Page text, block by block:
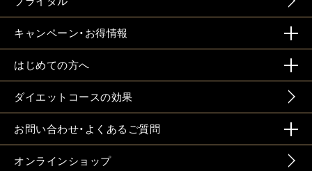
キャンペーン・お得情報
はじめての方へ
ダイエットコースの効果
お問い合わせ・よくあるご質問
オンラインショップ